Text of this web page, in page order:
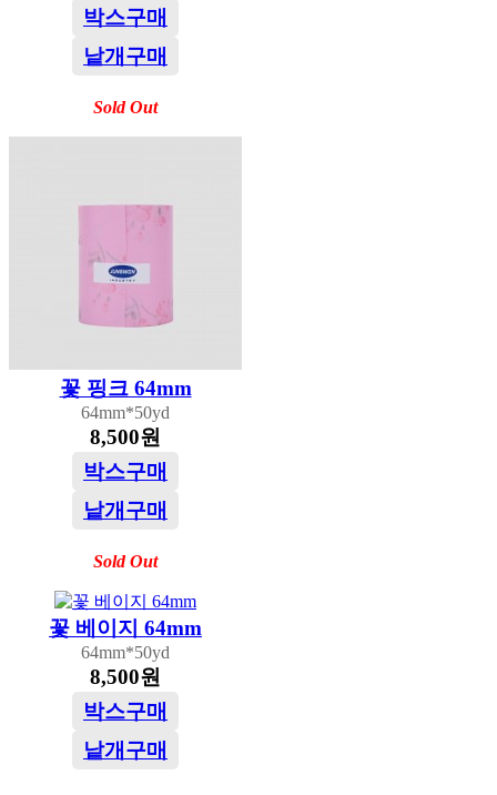
박스구매
낱개구매
Sold Out
꽃 핑크 64mm
64mm*50yd
8,500원
박스구매
낱개구매
Sold Out
꽃 베이지 64mm
64mm*50yd
8,500원
박스구매
낱개구매